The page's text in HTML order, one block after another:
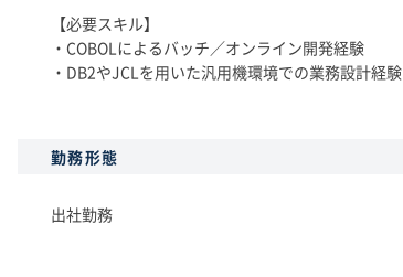
【必要スキル】
・COBOLによるバッチ／オンライン開発経験
・DB2やJCLを用いた汎用機環境での業務設計経験
勤務形態
出社勤務